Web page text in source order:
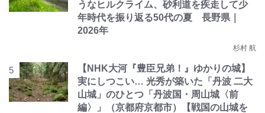
うなヒルクライム、砂利道を疾走して少
年時代を振り返る50代の夏 長野県｜
2026年
杉村 航
【NHK大河『豊臣兄弟！』ゆかりの城】
実にしつこい… 光秀が築いた「丹波 二大
山城」のひとつ「丹波国・周山城〈前
編〉」（京都府京都市）【戦国の山城を